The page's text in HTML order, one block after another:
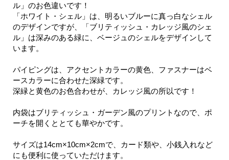
ル」のお色違いです！
「ホワイト・シェル」は、明るいブルーに真っ白なシェル
のデザインですが、「ブリティッシュ・カレッジ風のシェ
ル」は深みのある緑に、ベージュのシェルをデザインして
います。
パイピングは、アクセントカラーの黄色、ファスナーはベ
ースカラーに合わせた深緑です。
深緑と黄色のお色合わせが、カレッジ風の所以です！
内袋はブリティッシュ・ガーデン風のプリントなので、ポ
ーチを開くととても華やかです。
サイズは14cm×10cm×2cmで、カード類や、小銭入れなど
にも便利に使っていただけます。